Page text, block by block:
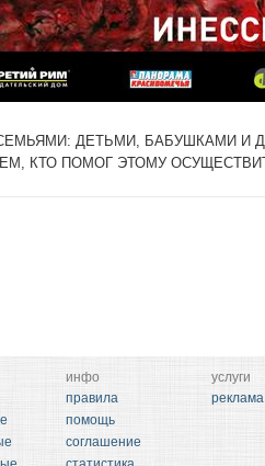
ДЕТЬМИ, БАБУШКАМИ И
КТО ПОМОГ ЭТОМУ
инфо
правила
помощь
соглашение
услуги
реклама